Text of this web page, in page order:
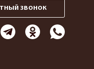
звонок